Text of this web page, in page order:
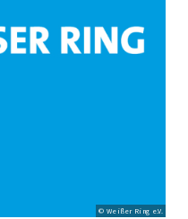
© Weißer Ring e.V.